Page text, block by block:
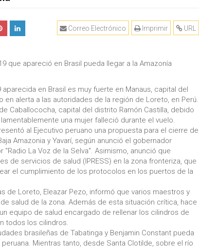
URL
Imprimir
Correo Electrónico
que apareció en Brasil pueda llegar a la Amazonía
en Brasil es muy fuerte en Manaus, capital del
alerta a las autoridades de la región de Loreto, en Perú.
Caballococha, capital del distrito Ramón Castilla, debido
una mujer falleció durante el vuelo.
al Ejecutivo peruano una propuesta para el cierre de
Amazonia y Yavarí, según anunció el gobernador
La Voz de la Selva". Asimismo, anunció que
de servicios de salud (IPRESS) en la zona fronteriza, que
el cumplimiento de los protocolos en los puertos de la
de Loreto, Eleazar Pezo, informó que varios maestros y
salud de la zona. Además de esta situación crítica, hace
equipo de salud encargado de rellenar los cilindros de
todos los cilindros.
brasileñas de Tabatinga y Benjamin Constant pueda
Mientras tanto, desde Santa Clotilde, sobre el río